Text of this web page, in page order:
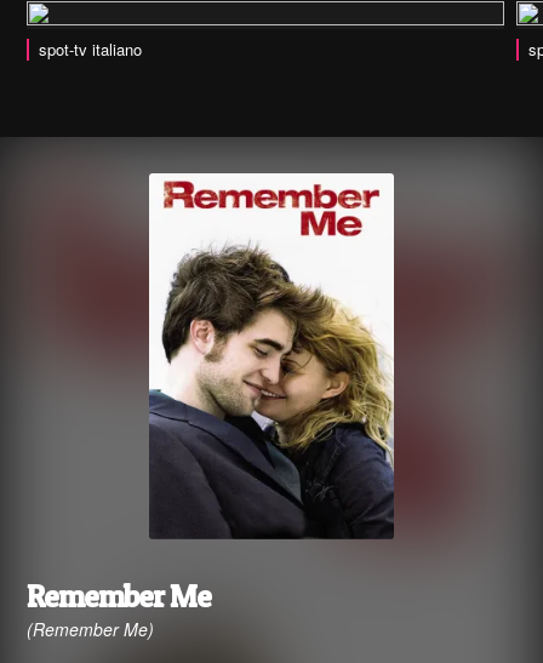
spot-tv italiano
Remember Me
(Remember Me)